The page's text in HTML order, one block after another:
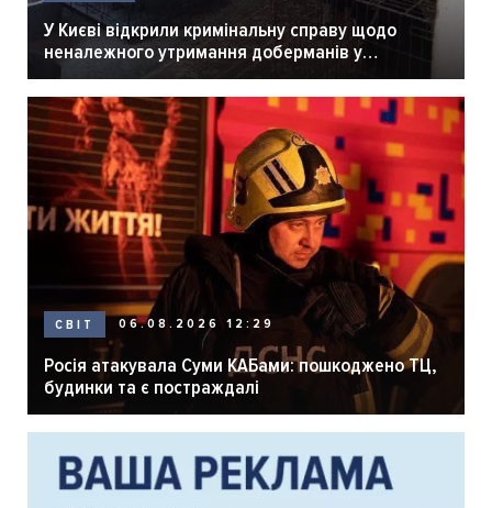
У Києві відкрили кримінальну справу щодо
неналежного утримання доберманів у
розпліднику
СВІТ 06.08.2026 12:29
Росія атакувала Суми КАБами: пошкоджено ТЦ,
будинки та є постраждалі